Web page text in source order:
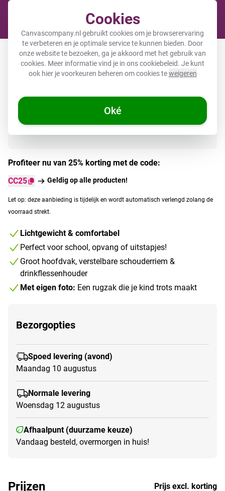
Cookies
Canvascompany.nl gebruikt cookies om je browserervaring
te verbeteren en je optimale service te kunnen bieden. Door
onze website te bezoeken, ga je akkoord met het gebruik van
cookies. Meer informatie vind je in onscookiebeleid. Je kunt
ook hier je voorkeuren beheren om cookies teweigeren
Oké
Kinderrugzak met eigen foto
Profiteer nu van 25% korting met de code:
CC25
Geldig op alle producten!
Let op: deze aanbieding is tijdelijk en wordt automatisch verlengd zolang de
voorraad strekt.
Lichtgewicht & comfortabel
Perfect voor school, opvang of uitstapjes!
Groot hoofdvak, verstelbare schouderriem &
drinkflessenhouder
Met eigen foto: Een rugzak die je kind trots maakt
Bezorgopties
Spoed levering (avond)
Maandag 10 augustus
Normale levering
Woensdag 12 augustus
Afhaalpunt (duurzame keuze)
Vandaag besteld, overmorgen in huis!
Prijzen
Prijs excl. korting